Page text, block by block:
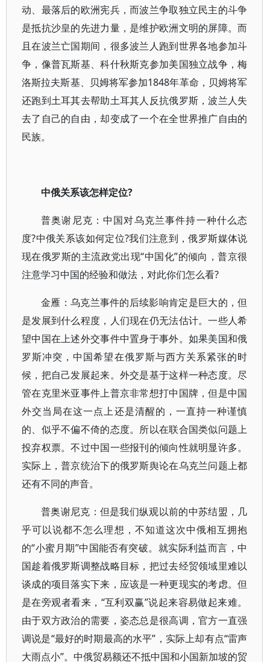
动、最落后的欧洲宪兵，而波兰争取独立民主的斗争
是抵抗沙皇的先进力量，是维护欧洲文明的屏障。而
且在波兰亡国期间，很多波兰人跑到世界各地参加斗
争，像普瓦斯基、科什秋斯克参加美国独立战争，梅
洛斯拉夫斯基、贝姆将军参加1848年革命，贝姆将军
还跑到土耳其去帮助土耳其人反抗俄罗斯，波兰人失
去了自己的自由，却变成了一个在全世界推广自由的
民族。
中俄关系该怎样定位?
普奥谢尼克：中国对乌克兰事件持一种什么态
度?中俄关系该如何定位?我们注意到，俄罗斯媒体说
现在俄罗斯的主流政党出现“中国化”的倾向，普京很
注意学习中国的经验和做法，对此你们怎么看?
金雁：乌克兰事件的后续影响肯定是巨大的，但
是发展到什么程度，人们现在仍无法估计。一些人希
望中国在上述外交事件中置身于事外。如果美国和俄
罗斯冲突，中国希望在俄罗斯与西方关系紧张的时
候，把自己发展起来。外交是基于这样一种态度。尽
管在克里米亚事件上普京非常想打中国牌，但是中国
外交当局在这一点上还是清醒的，一直持一种谨慎
的、似乎不偏不倚的态度。所以在联合国类似问题上
投弃权票。不过中国一些报刊的倾向性就明显许多。
实际上，普京统治下的俄罗斯舆论在乌克兰问题上都
还有不同的声音。
普奥谢尼克：但是我们纵观以前的中苏结盟，几
乎可以说都不怎么理想，不知道这次中俄相互拥抱
的“小蜜月期”中国能否有突破。就实际利益而言，中
国趁着俄罗斯调整战略目标，把过去经贸领域里难以
谈成的项目落实下来，应该是一种更现实的考虑。但
是在旁观者看来，“互利双赢”说起来容易做起来难。
由于双方政治的需要，姿态总是很高调，官方一直强
调说是“最好的时期最高的水平”，实际上却有点“雷声
大雨点小”。中俄贸易额还不抵中国和小国新加坡的贸